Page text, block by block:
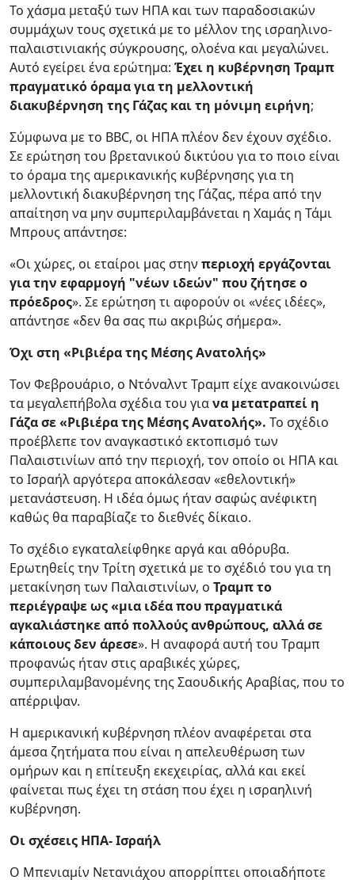
Το χάσμα μεταξύ των ΗΠΑ και των παραδοσιακών
συμμάχων τους σχετικά με το μέλλον της ισραηλινο-
παλαιστινιακής σύγκρουσης, ολοένα και μεγαλώνει.
Αυτό εγείρει ένα ερώτημα: Έχει η κυβέρνηση Τραμπ
πραγματικό όραμα για τη μελλοντική
διακυβέρνηση της Γάζας και τη μόνιμη ειρήνη;
Σύμφωνα με το BBC, οι ΗΠΑ πλέον δεν έχουν σχέδιο.
Σε ερώτηση του βρετανικού δικτύου για το ποιο είναι
το όραμα της αμερικανικής κυβέρνησης για τη
μελλοντική διακυβέρνηση της Γάζας, πέρα από την
απαίτηση να μην συμπεριλαμβάνεται η Χαμάς η Τάμι
Μπρους απάντησε:
«Oι χώρες, οι εταίροι μας στην περιοχή εργάζονται
για την εφαρμογή "νέων ιδεών" που ζήτησε ο
πρόεδρος». Σε ερώτηση τι αφορούν οι «νέες ιδέες»,
απάντησε «δεν θα σας πω ακριβώς σήμερα».
Όχι στη «Ριβιέρα της Μέσης Ανατολής»
Τον Φεβρουάριο, ο Ντόναλντ Τραμπ είχε ανακοινώσει
τα μεγαλεπήβολα σχέδια του γιανα μετατραπεί η
Γάζα σε «Ριβιέρα της Μέσης Ανατολής». Το σχέδιο
προέβλεπε τον αναγκαστικό εκτοπισμό των
Παλαιστινίων από την περιοχή, τον οποίο οι ΗΠΑ και
το Ισραήλ αργότερα αποκάλεσαν «εθελοντική»
μετανάστευση. Η ιδέα όμως ήταν σαφώς ανέφικτη
καθώς θα παραβίαζε το διεθνές δίκαιο.
Το σχέδιο εγκαταλείφθηκε αργά και αθόρυβα.
Ερωτηθείς την Τρίτη σχετικά με το σχέδιό του για τη
μετακίνηση των Παλαιστινίων, ο Τραμπ το
περιέγραψε ως «μια ιδέα που πραγματικά
αγκαλιάστηκε από πολλούς ανθρώπους, αλλά σε
κάποιους δεν άρεσε». Η αναφορά αυτή του Τραμπ
προφανώς ήταν στις αραβικές χώρες,
συμπεριλαμβανομένης της Σαουδικής Αραβίας, που το
απέρριψαν.
Η αμερικανική κυβέρνηση πλέον αναφέρεται στα
άμεσα ζητήματα που είναι η απελευθέρωση των
ομήρων και η επίτευξη εκεχειρίας, αλλά και εκεί
φαίνεται πως έχει τη στάση που έχει η ισραηλινή
κυβέρνηση.
Οι σχέσεις ΗΠΑ- Ισραήλ
Ο Μπενιαμίν Νετανιάχου απορρίπτει οποιαδήποτε